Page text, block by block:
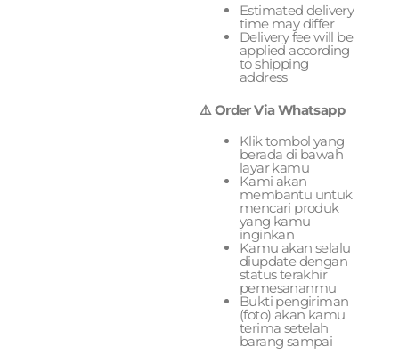
Estimated delivery
time may differ
Delivery fee will be
applied according
to shipping
address
⚠️ Order Via Whatsapp
Klik tombol yang
berada di bawah
layar kamu
Kami akan
membantu untuk
mencari produk
yang kamu
inginkan
Kamu akan selalu
diupdate dengan
status terakhir
pemesananmu
Bukti pengiriman
(foto) akan kamu
terima setelah
barang sampai